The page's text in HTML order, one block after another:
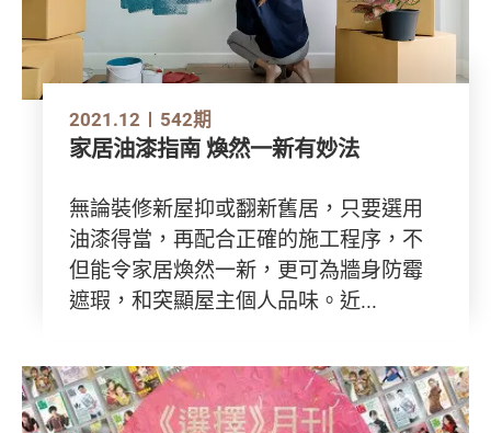
2021.12 542期
家居油漆指南 煥然一新有妙法
無論裝修新屋抑或翻新舊居，只要選用
油漆得當，再配合正確的施工程序，不
但能令家居煥然一新，更可為牆身防霉
遮瑕，和突顯屋主個人品味。近...